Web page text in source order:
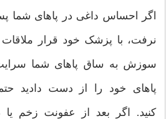
اگر احساس داغی در پاهای شما
نرفت، با پزشک خود قرار ملاقات
سوزش به ساق پاهای شما
پاهای خود را از دست دادید
کنید. اگر بعد از عفونت زخم